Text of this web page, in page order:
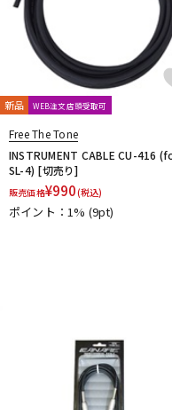
O-R
OFFICIAL EDWARD VAN
ONE PERCENT
ONE'S WAY
ORTEGA
Ovaltone
Parksons
Performance
PICK PUNCH
PLANET
POWERbreathe
Providence
PULSE
Rattlesnake Cable
Reunion Blues
SCHECTER
Scorelay Japan
Seymour Duncan
新品 WEB注文店頭受取可
Free The Tone
INSTRUMENT CABLE CU-416
SL-4) [切売り]
販売価格¥990(税込)
ポイント：1% (9pt)